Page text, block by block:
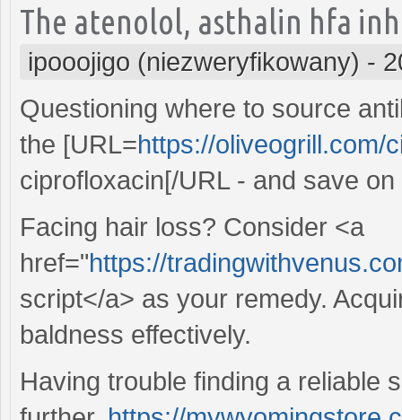
The atenolol, asthalin hfa
ipooojigo (niezweryfikowany) -
Questioning where to source
the [URL=https://oliveogrill.com/
ciprofloxacin[/URL - and save
Facing hair loss? Consider <a
href="https://
script</a> as your remedy.
baldness effectively.
Having trouble finding a reliable